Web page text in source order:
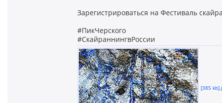
Зарегистрироваться на Фестиваль
#ПикЧерского
#СкайраннингвРоссии
[385